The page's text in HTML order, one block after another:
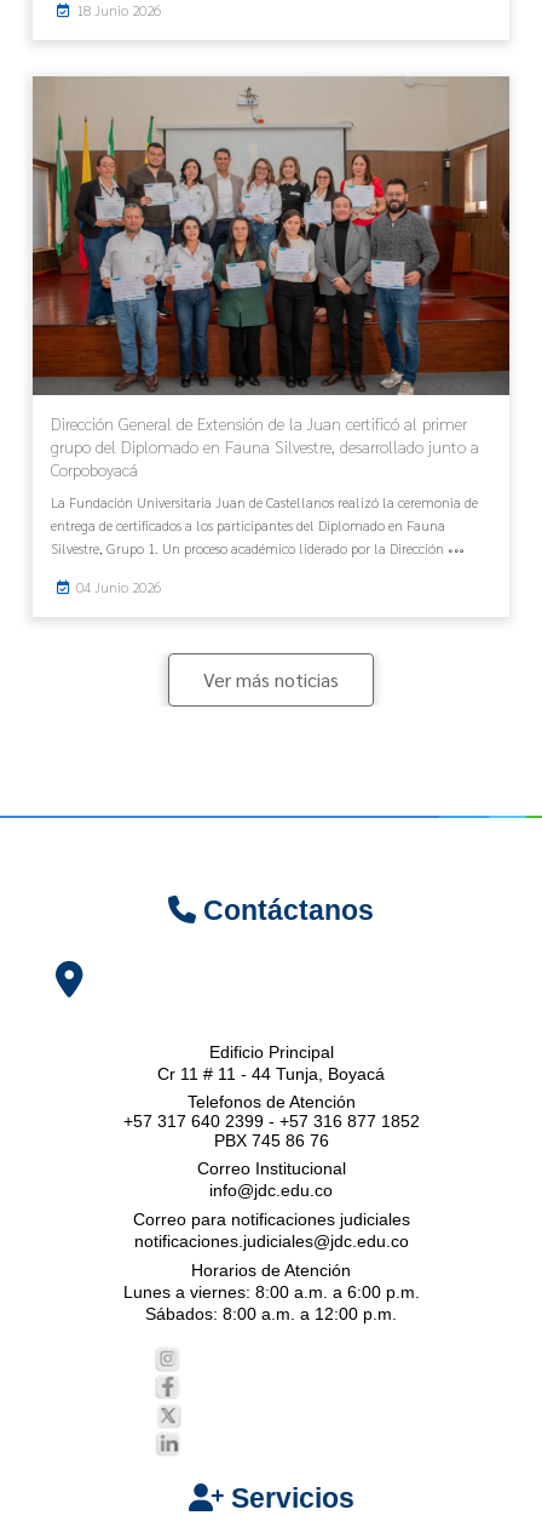
18 Junio 2026
Dirección General de Extensión de la Juan certificó al primer
grupo del Diplomado en Fauna Silvestre, desarrollado junto a
Corpoboyacá
La Fundación Universitaria Juan de Castellanos realizó la ceremonia de
entrega de certificados a los participantes del Diplomado en Fauna
Silvestre, Grupo 1. Un proceso académico liderado por la Dirección
04 Junio 2026
Ver más noticias
Contáctanos
Edificio Principal
Cr 11 # 11 - 44 Tunja, Boyacá
Telefonos de Atención
+57 317 640 2399 - +57 316 877 1852
PBX 745 86 76
Correo Institucional
info@jdc.edu.co
Correo para notificaciones judiciales
notificaciones.judiciales@jdc.edu.co
Horarios de Atención
Lunes a viernes: 8:00 a.m. a 6:00 p.m.
Sábados: 8:00 a.m. a 12:00 p.m.
Servicios